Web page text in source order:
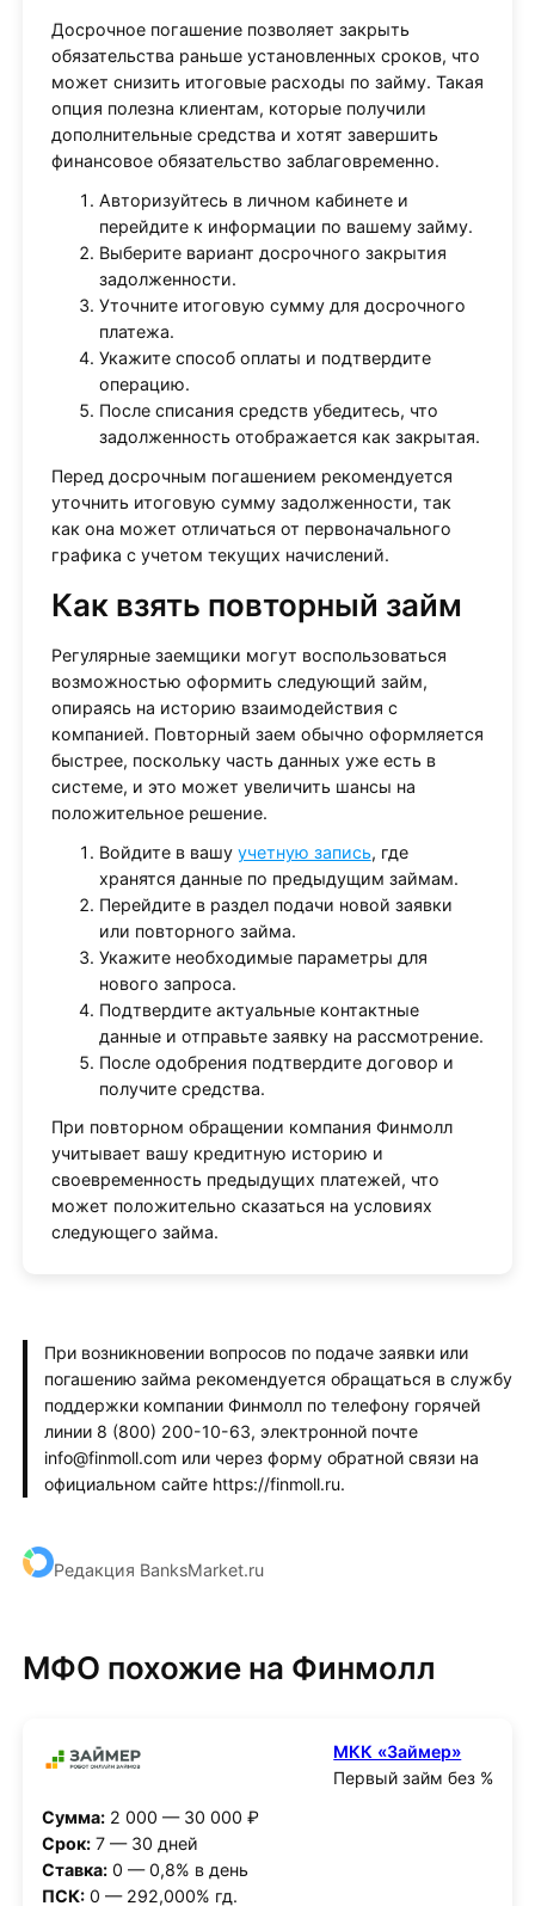
Досрочное погашение позволяет закрыть
обязательства раньше установленных сроков, что
может снизить итоговые расходы по займу. Такая
опция полезна клиентам, которые получили
дополнительные средства и хотят завершить
финансовое обязательство заблаговременно.
Авторизуйтесь в личном кабинете и
перейдите к информации по вашему займу.
Выберите вариант досрочного закрытия
задолженности.
Уточните итоговую сумму для досрочного
платежа.
Укажите способ оплаты и подтвердите
операцию.
После списания средств убедитесь, что
задолженность отображается как закрытая.
Перед досрочным погашением рекомендуется
уточнить итоговую сумму задолженности, так
как она может отличаться от первоначального
графика с учетом текущих начислений.
Как взять повторный займ
Регулярные заемщики могут воспользоваться
возможностью оформить следующий займ,
опираясь на историю взаимодействия с
компанией. Повторный заем обычно оформляется
быстрее, поскольку часть данных уже есть в
системе, и это может увеличить шансы на
положительное решение.
Войдите в вашу учетную запись, где
хранятся данные по предыдущим займам.
Перейдите в раздел подачи новой заявки
или повторного займа.
Укажите необходимые параметры для
нового запроса.
Подтвердите актуальные контактные
данные и отправьте заявку на рассмотрение.
После одобрения подтвердите договор и
получите средства.
При повторном обращении компания Финмолл
учитывает вашу кредитную историю и
своевременность предыдущих платежей, что
может положительно сказаться на условиях
следующего займа.
При возникновении вопросов по подаче заявки или
погашению займа рекомендуется обращаться в службу
поддержки компании Финмолл по телефону горячей
линии 8 (800) 200-10-63, электронной почте
info@finmoll.com или через форму обратной связи на
официальном сайте https://finmoll.ru.
Редакция BanksMarket.ru
МФО похожие на Финмолл
МКК «Займер»
Первый займ без %
Сумма:2 000 — 30 000 ₽
Срок:7 — 30 дней
Ставка:0 — 0,8% в день
ПСК:0 — 292,000% гд.